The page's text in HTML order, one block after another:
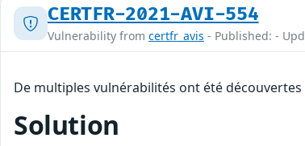
CERTFR-2021-AVI-554
Vulnerability from certfr_avis - Published: -
De multiples vulnérabilités ont été
Solution